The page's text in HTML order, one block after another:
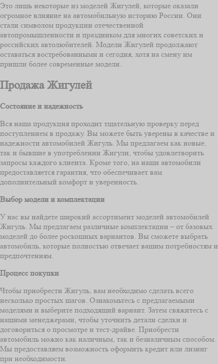
Это лишь некоторые из моделей Жигулей, которые оказали
огромное влияние на автомобильную историю России. Они
стали символом продукции отечественной
автопромышленности и праздником для многих советских и
российских автолюбителей. Модели Жигулей продолжают
оставаться востребованными и сегодня, хотя на смену им
пришли более современные модели.
Продажа Жигулей
Состояние и надежность
Вся наша продукция проходит тщательную проверку перед
поступлением в продажу. Вы можете быть уверены в качестве и
надежности автомобилей Жигуль. Мы предлагаем как новые,
так и бывшие в употреблении Жигули, чтобы удовлетворить
запросы каждого клиента. Кроме того, на наши автомобили
предоставляется гарантия, что обеспечивает вам
дополнительный комфорт и уверенность.
Выбор модели и комплектации
У нас вы найдете широкий ассортимент моделей автомобилей
Жигуль. Мы предлагаем различные комплектации – от базовых
моделей до более роскошных вариантов. Вы сможете выбрать
автомобиль, которые полностью отвечает вашим потребностям и
предпочтениям.
Процесс покупки
Чтобы приобрести Жигуль, вам необходимо сделать всего
несколько простых шагов. Ознакомьтесь с предлагаемыми
моделями и выберите подходящий вариант. Затем свяжитесь с
нашими менеджерами, чтобы уточнить детали сделки и
договориться о просмотре и тест-драйве. Приобрести
автомобиль можно как наличным, так и безналичным способом.
Мы предоставляем возможность оформить кредит или лизинг
при необходимости.